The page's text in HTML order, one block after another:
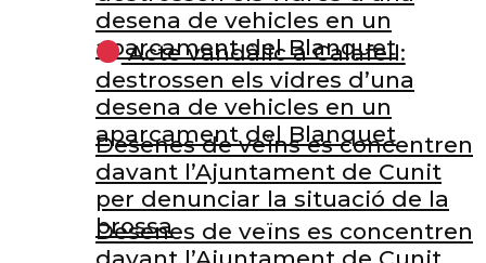
desena de vehicles en un
aparcament del Blanquet
Desenes de veïns es concentren
davant l’Ajuntament de Cunit
per denunciar la situació de la
brossa
Acte vandàlic a Calafell:
destrossen els vidres d’una
desena de vehicles en un
aparcament del Blanquet
Desenes de veïns es concentren